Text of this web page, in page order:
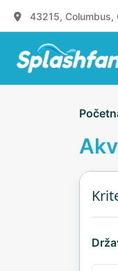
43215, Columbus,